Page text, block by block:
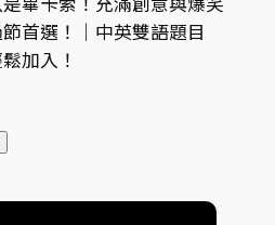
首選！｜中英雙語題目
加入！